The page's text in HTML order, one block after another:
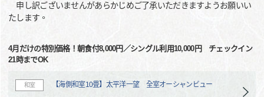
申し訳ございませんがあらかじめご了承いただきますようお願いい
たします。
4月だけの特別価格！朝食付8,000円／シングル利用10,000円 チェックイン
21時までOK
和室 【海側和室10畳】太平洋一望 全室オーシャンビュー